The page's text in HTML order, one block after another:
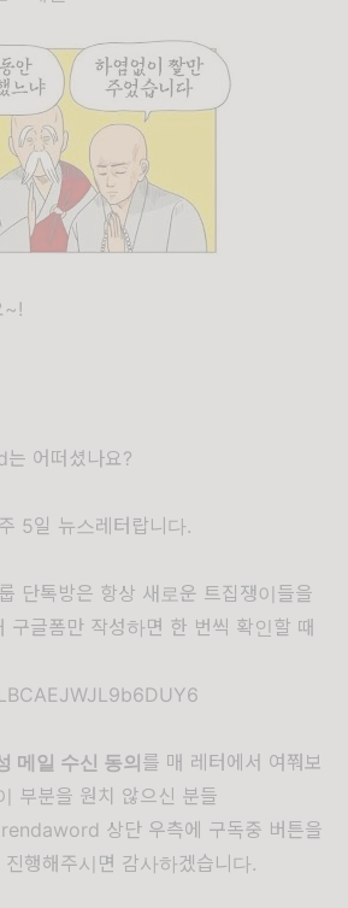
~!
어떠셨나요?
5일 뉴스레터랍니다.
단톡방은 항상 새로운 트집쟁이들을
구글폼만 작성하면 한 번씩 확인할 때
메일 수신 동의 를 매 레터에서 여쭤보
부분을 원치 않으신 분들
상단 우측에 구독중 버튼을
행해주시면 감사하겠습니다.